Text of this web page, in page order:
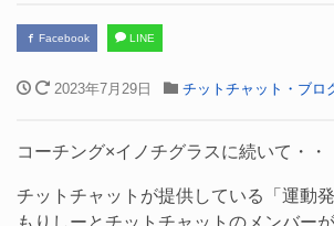
Facebook LINE
2023年7月29日 チットチャット・ブロ
コーチング×イノチグラスに続いて・・
チットチャットが提供している「運動
もりしーとチットチャットのメンバー